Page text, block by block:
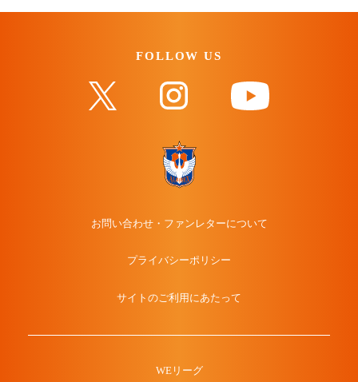
FOLLOW US
お問い合わせ・ファンレターについて
プライバシーポリシー
サイトのご利用にあたって
WEリーグ